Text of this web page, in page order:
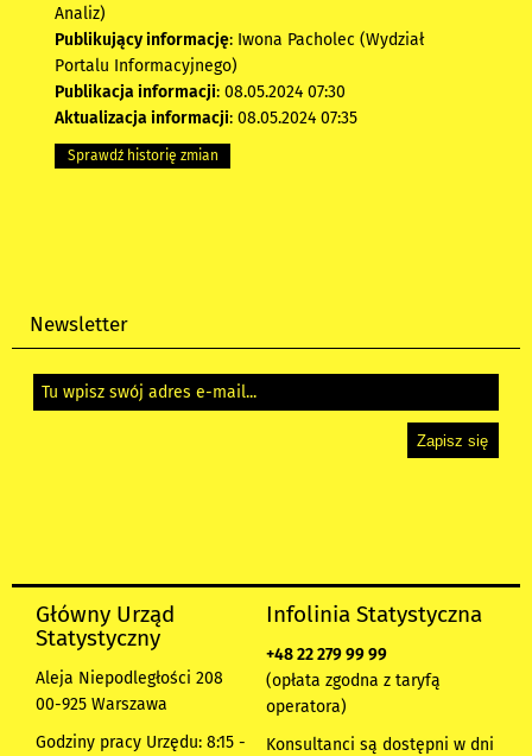
Analiz)
Publikujący informację: Iwona Pacholec (Wydział
Portalu Informacyjnego)
Publikacja informacji: 08.05.2024 07:30
Aktualizacja informacji: 08.05.2024 07:35
Sprawdź historię zmian
Newsletter
Główny Urząd
Statystyczny
Aleja Niepodległości 208
00-925 Warszawa
Godziny pracy Urzędu: 8:15 -
Infolinia Statystyczna
+48 22 279 99 99
(opłata zgodna z taryfą
operatora)
Konsultanci są dostępni w dni